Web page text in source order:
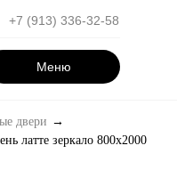
+7 (913) 336-32-58
Меню
двери →
латте зеркало 800х2000